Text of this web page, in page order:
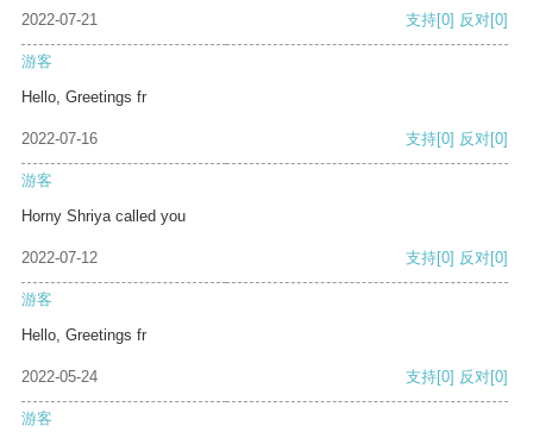
2022-07-21 支持[0] 反对[0]
游客
Hello, Greetings fr
2022-07-16 支持[0] 反对[0]
游客
Horny Shriya called you
2022-07-12 支持[0] 反对[0]
游客
Hello, Greetings fr
2022-05-24 支持[0] 反对[0]
游客